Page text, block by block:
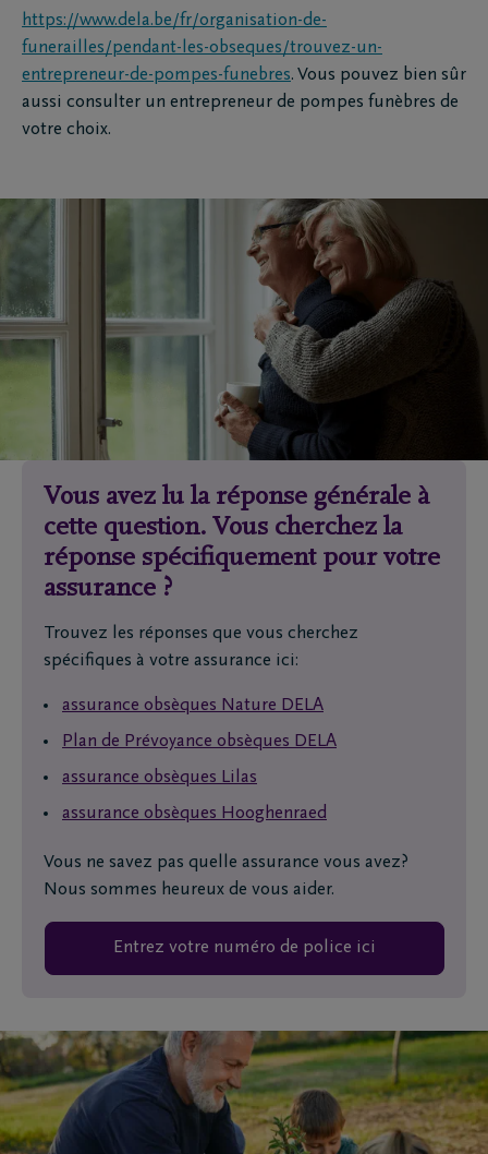
https://www.dela.be/fr/organisation-de-
funerailles/pendant-les-obseques/trouvez-un-
entrepreneur-de-pompes-funebres. Vous pouvez bien sûr
aussi consulter un entrepreneur de pompes funèbres de
votre choix.
Vous avez lu la réponse générale à
cette question. Vous cherchez la
réponse spécifiquement pour votre
assurance ?
Trouvez les réponses que vous cherchez
spécifiques à votre assurance ici:
assurance obsèques Nature DELA
Plan de Prévoyance obsèques DELA
assurance obsèques Lilas
assurance obsèques Hooghenraed
Vous ne savez pas quelle assurance vous avez?
Nous sommes heureux de vous aider.
Entrez votre numéro de police ici